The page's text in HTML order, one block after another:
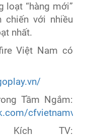
loạt “hàng mới”
với nhiều
nhất.
Việt Nam có
Tầm Ngắm:
cfvietnamvtc
Kích TV: